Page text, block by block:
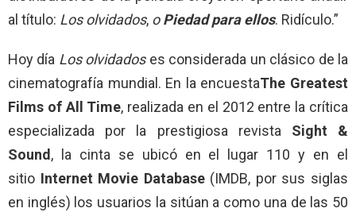
al título: Los olvidados, oPiedad para ellos. Ridículo.”
Hoy día Los olvidadoses considerada un clásico de la
cinematografía mundial. En la encuestaThe Greatest
Films of All Time, realizada en el 2012 entre la crítica
especializada por la prestigiosa revista Sight &
Sound , la cinta se ubicó en el lugar 110 y en el
sitio Internet Movie Database(IMDB, por sus siglas
en inglés) los usuarios la sitúan a como una de las 50